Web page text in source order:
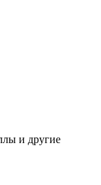
и другие